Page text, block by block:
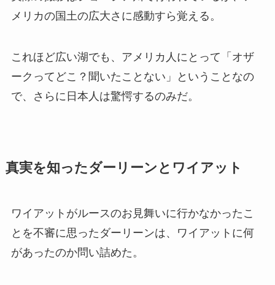
メリカの国土の広大さに感動すら覚える。
これほど広い湖でも、アメリカ人にとって「オザ
ークってどこ？聞いたことない」ということなの
で、さらに日本人は驚愕するのみだ。
真実を知ったダーリーンとワイアット
ワイアットがルースのお見舞いに行かなかったこ
とを不審に思ったダーリーンは、ワイアットに何
があったのか問い詰めた。